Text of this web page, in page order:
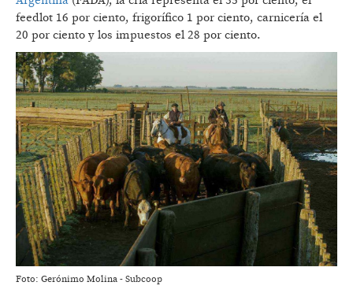
feedlot 16 por ciento, frigorífico 1 por ciento, carnicería el
20 por ciento y los impuestos el 28 por ciento.
Foto: Gerónimo Molina - Subcoop